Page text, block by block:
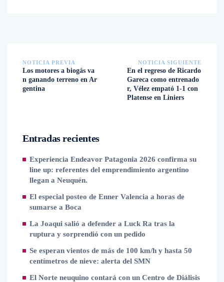
NOTICIA PREVIA
Los motores a biogás va
n ganando terreno en Ar
gentina
NOTICIA SIGUIENTE
En el regreso de Ricardo
Gareca como entrenado
r, Vélez empató 1-1 con
Platense en Liniers
Entradas recientes
Experiencia Endeavor Patagonia 2026 confirma su
line up: referentes del emprendimiento argentino
llegan a Neuquén.
El especial posteo de Enner Valencia a horas de
sumarse a Boca
La Joaqui salió a defender a Luck Ra tras la
ruptura y sorprendió con un pedido
Se esperan vientos de más de 100 km/h y hasta 50
centímetros de nieve: alerta del SMN
El Norte neuquino contará con un Centro de Diálisis